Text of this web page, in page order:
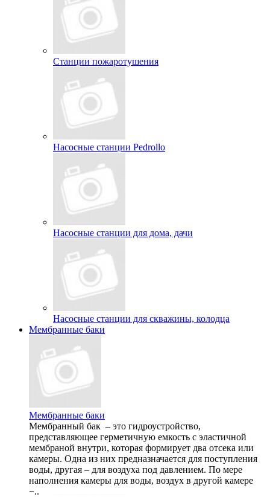
Станции пожаротушения
Насосные станции Pedrollo
Насосные станции для дома, дачи
Насосные станции для скважины, колодца
Мембранные баки
Мембранные баки
Мембранный бак – это гидроустройство,
представляющее герметичную емкость с эластичной
мембраной внутри, которая формирует два отсека или
камеры. Одна из них предназначается для поступления
воды, другая – для воздуха под давлением. По мере
наполнения камеры для воды, воздух в другой камере
−..